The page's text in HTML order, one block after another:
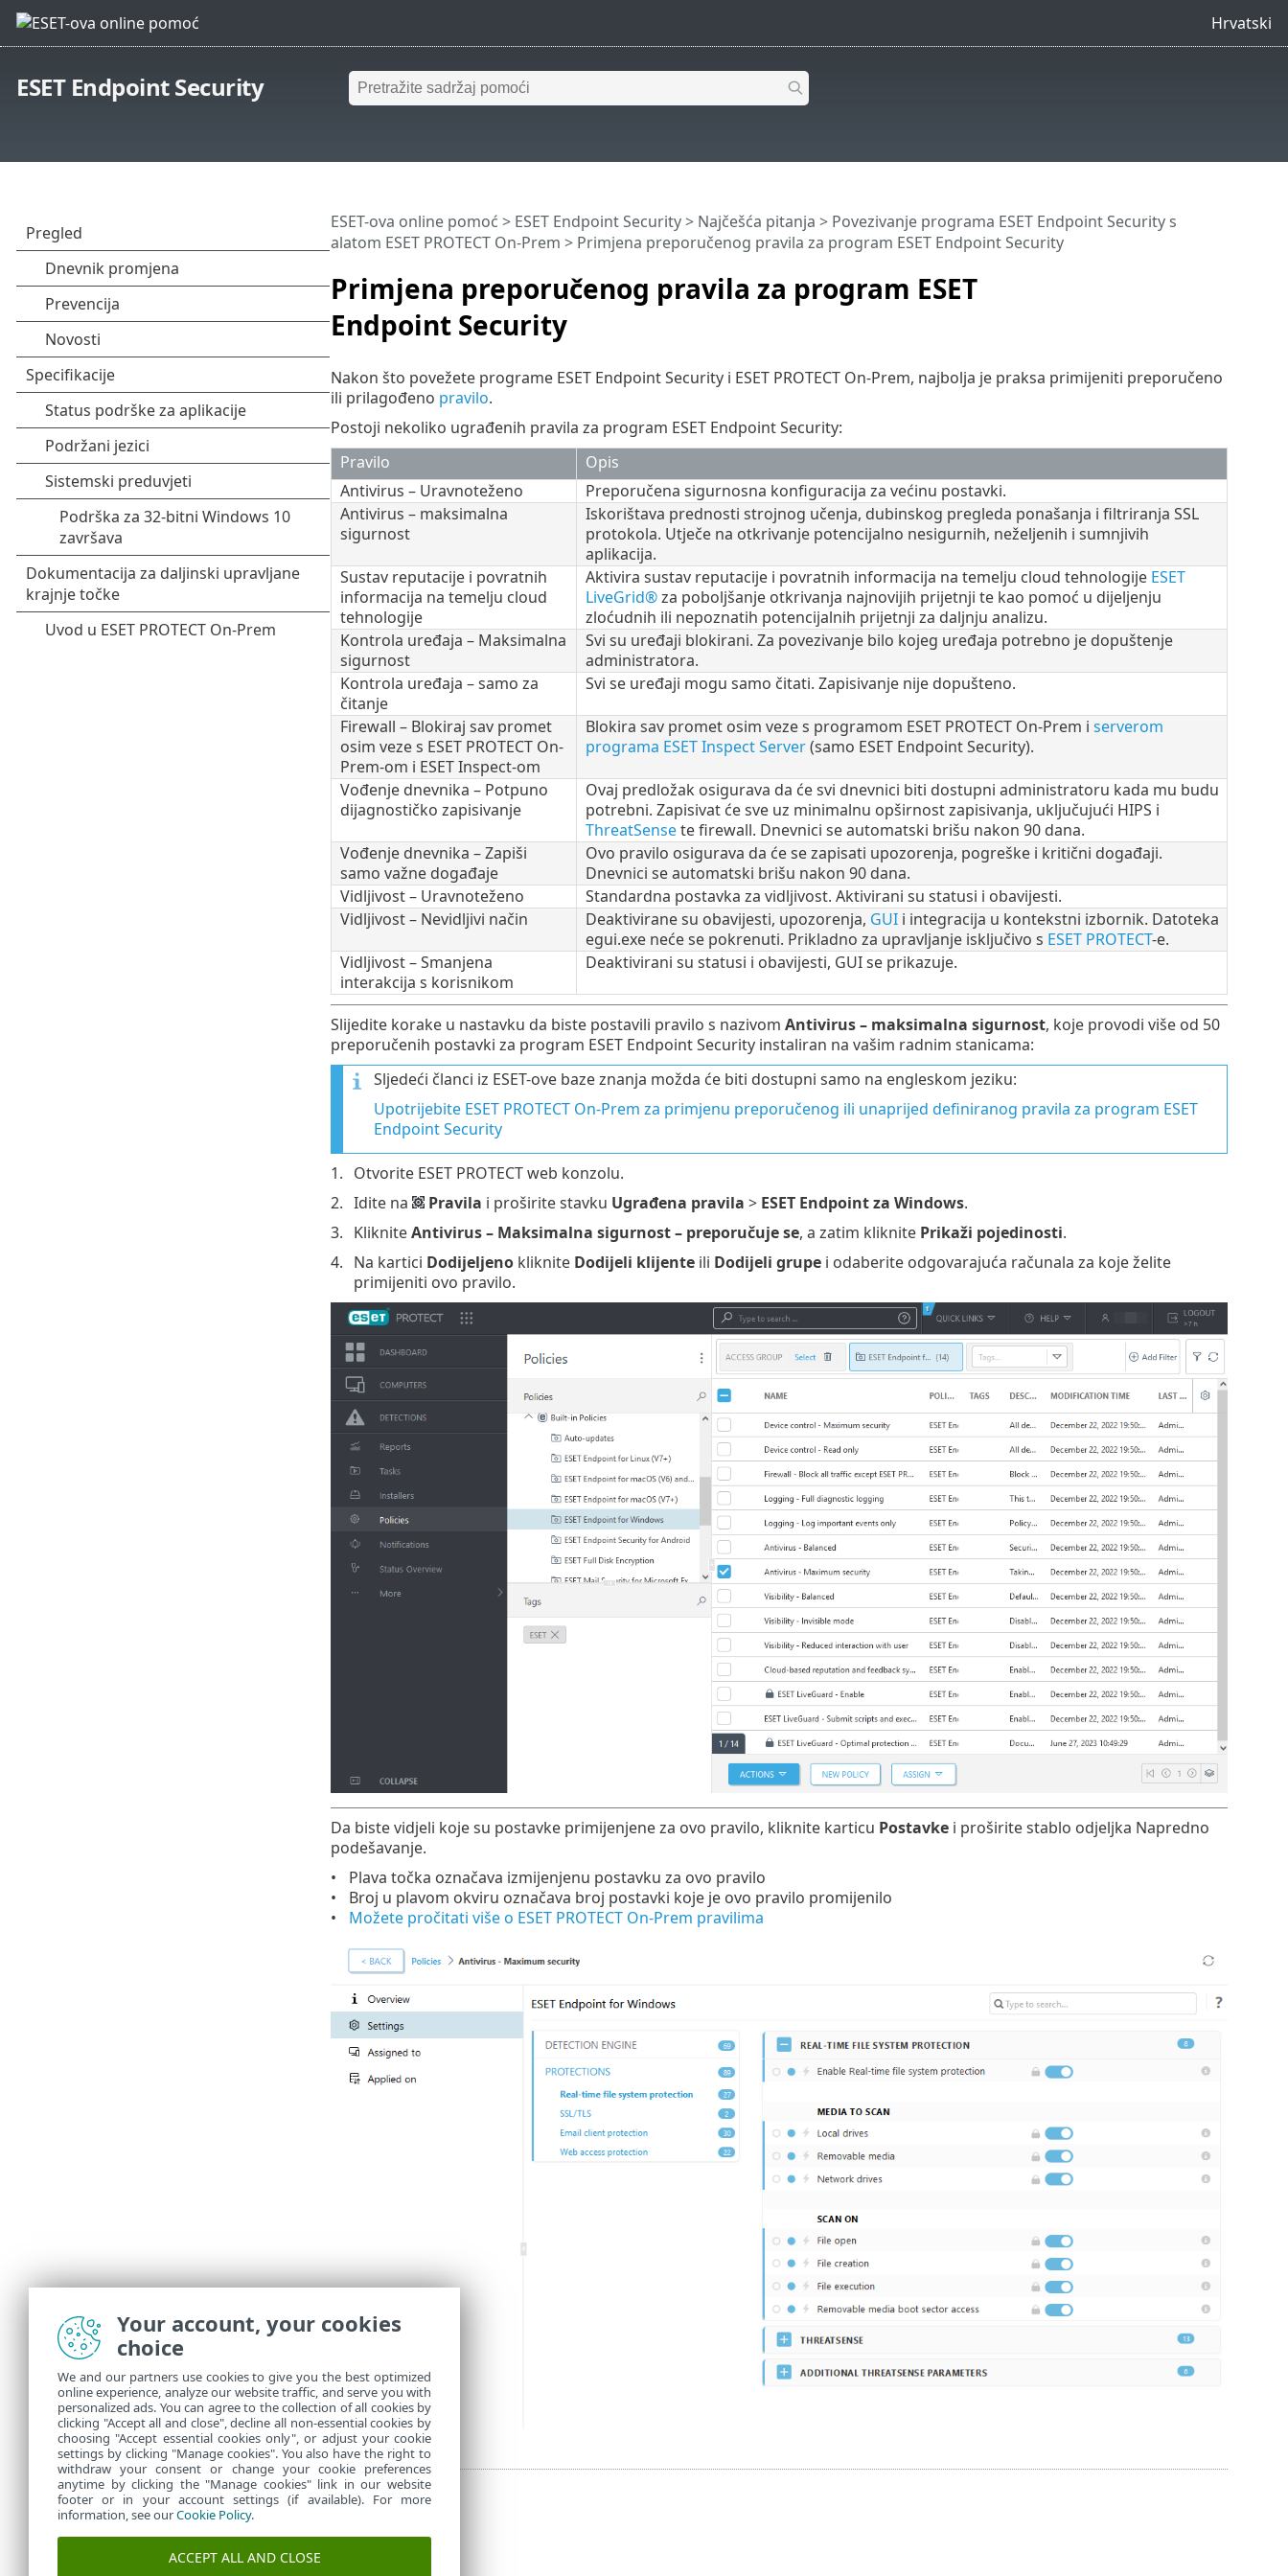
Hrvatski
ESET Endpoint Security
Primjena preporučenog pravila za program ESET
Endpoint Security
ESET-ova online pomoć > ESET Endpoint Security> Najčešća pitanja > Povezivanje programa ESET Endpoint Security s
alatom ESET PROTECT On-Prem > Primjena preporučenog pravila za program ESET Endpoint Security
Nakon što povežete programe ESET Endpoint Security i ESET PROTECT On-Prem, najbolja je praksa primijeniti preporučeno
ili prilagođeno pravilo.
Postoji nekoliko ugrađenih pravila za program ESET Endpoint Security:
Pravilo
Opis
Antivirus – Uravnoteženo
Preporučena sigurnosna konfiguracija za većinu postavki.
Antivirus – maksimalna
sigurnost
Iskorištava prednosti strojnog učenja, dubinskog pregleda ponašanja i filtriranja SSL
protokola. Utječe na otkrivanje potencijalno nesigurnih, neželjenih i sumnjivih
aplikacija.
Sustav reputacije i povratnih
informacija na temelju cloud
tehnologije
Aktivira sustav reputacije i povratnih informacija na temelju cloud tehnologije ESET
LiveGrid®za poboljšanje otkrivanja najnovijih prijetnji te kao pomoć u dijeljenju
zloćudnih ili nepoznatih potencijalnih prijetnji za daljnju analizu.
Kontrola uređaja – Maksimalna
sigurnost
Svi su uređaji blokirani. Za povezivanje bilo kojeg uređaja potrebno je dopuštenje
administratora.
Kontrola uređaja – samo za
čitanje
Svi se uređaji mogu samo čitati. Zapisivanje nije dopušteno.
Firewall – Blokiraj sav promet
osim veze s ESET PROTECT On-
Prem-om i ESET Inspect-om
Blokira sav promet osim veze s programom ESET PROTECT On-Prem i serverom
programa ESET Inspect Server(samo ESET Endpoint Security).
Vođenje dnevnika – Potpuno
dijagnostičko zapisivanje
Ovaj predložak osigurava da će svi dnevnici biti dostupni administratoru kada mu budu
potrebni. Zapisivat će sve uz minimalnu opširnost zapisivanja, uključujući HIPS i
ThreatSensete firewall. Dnevnici se automatski brišu nakon 90 dana.
Vođenje dnevnika – Zapiši
samo važne događaje
Ovo pravilo osigurava da će se zapisati upozorenja, pogreške i kritični događaji.
Dnevnici se automatski brišu nakon 90 dana.
Vidljivost – Uravnoteženo
Standardna postavka za vidljivost. Aktivirani su statusi i obavijesti.
Vidljivost – Nevidljivi način
Deaktivirane su obavijesti, upozorenja, GUIi integracija u kontekstni izbornik. Datoteka
egui.exe neće se pokrenuti. Prikladno za upravljanje isključivo s ESET PROTECT-e.
Vidljivost – Smanjena
interakcija s korisnikom
Deaktivirani su statusi i obavijesti, GUI se prikazuje.
Slijedite korake u nastavku da biste postavili pravilo s nazivom Antivirus – maksimalna sigurnost, koje provodi više od 50
preporučenih postavki za program ESET Endpoint Security instaliran na vašim radnim stanicama:
Sljedeći članci iz ESET-ove baze znanja možda će biti dostupni samo na engleskom jeziku:
Upotrijebite ESET PROTECT On-Prem za primjenu preporučenog ili unaprijed definiranog pravila za program ESET
Endpoint Security
Otvorite ESET PROTECT web konzolu.
Idite na
Pravila i proširite stavku Ugrađena pravila > ESET Endpoint za Windows.
KlikniteAntivirus – Maksimalna sigurnost – preporučuje se, a zatim kliknite Prikaži pojedinosti.
Na kartici Dodijeljenokliknite Dodijeli klijenteili Dodijeli grupei odaberite odgovarajuća računala za koje želite
primijeniti ovo pravilo.
Da biste vidjeli koje su postavke primijenjene za ovo pravilo, kliknite karticu Postavkei proširite stablo odjeljka Napredno
podešavanje.
Plava točka označava izmijenjenu postavku za ovo pravilo
Broj u plavom okviru označava broj postavki koje je ovo pravilo promijenilo
Možete pročitati više o ESET PROTECT On-Prem pravilima
Your account, your cookies
choice
We and our partners use cookies to give you the best optimized
online experience, analyze our website traffic, and serve you with
personalized ads. You can agree to the collection of all cookies by
clicking "Accept all and close", decline all non-essential cookies by
choosing "Accept essential cookies only", or adjust your cookie
settings by clicking "Manage cookies". You also have the right to
withdraw your consent or change your cookie preferences
anytime by clicking the "Manage cookies" link in our website
footer or in your account settings (if available). For more
information, see ourCookie Policy.
ACCEPT ALL AND CLOSE